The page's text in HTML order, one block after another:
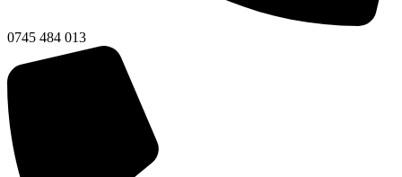
0745 484 013